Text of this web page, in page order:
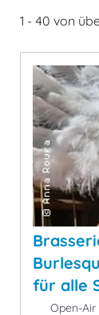
1 - 40 von
für alle
Open-